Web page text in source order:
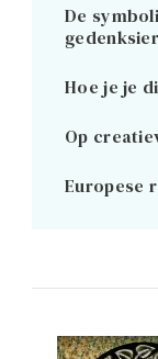
De
Hoe je je
Op
Europese